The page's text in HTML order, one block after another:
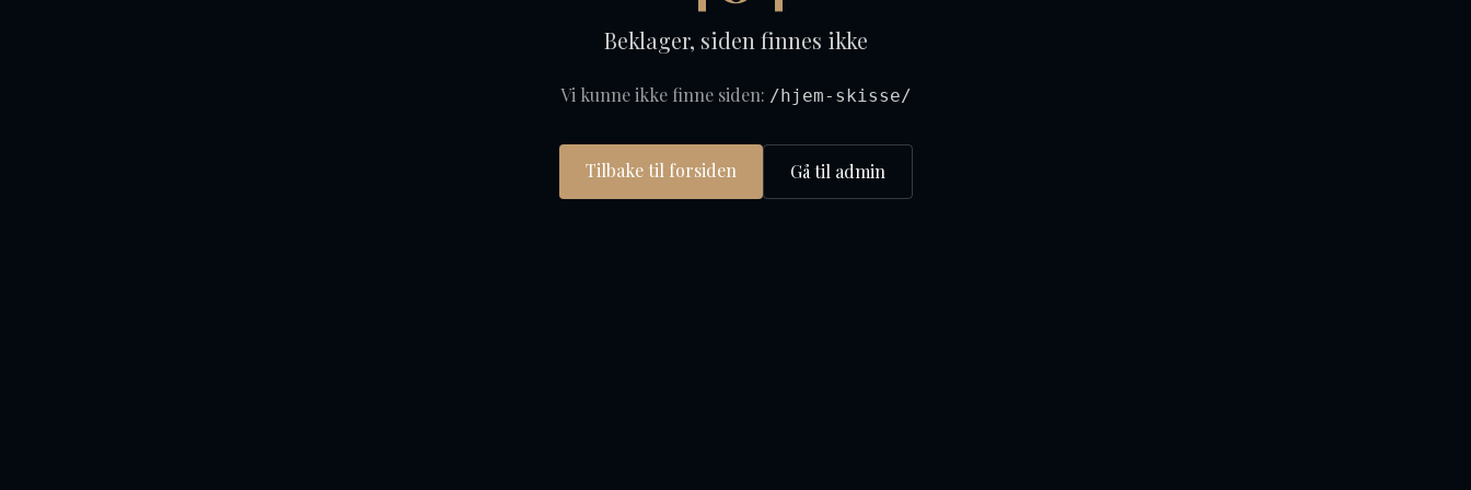
Beklager, siden finnes ikke
Vi kunne ikke finne siden: /hjem-skisse/
Tilbake til forsiden Gå til admin